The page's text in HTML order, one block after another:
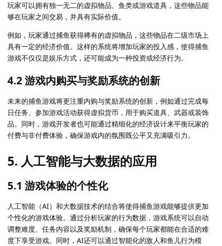
玩家可以拥有独一无二的虚拟物品、鱼类或游戏道具，这些物品能
够在玩家之间交易，并具有实际价值。
例如，玩家通过捕鱼获得稀有的虚拟物品，这些物品在二级市场上
具有一定的经济价值。这样的系统将增加玩家的投入感，使得捕鱼
游戏不仅仅是娱乐方式，还可能成为一种投资或经济行为。
4.2 游戏内购买与奖励系统的创新
未来的捕鱼游戏将更注重内购与奖励系统的创新，例如通过完成每
日任务、参加游戏活动获得虚拟货币，用于购买道具、武器或装饰
品。同时，游戏开发者也可能通过精细化的经济设计来平衡玩家的
付费与非付费体验，确保游戏内的氛围既公平又充满吸引力。
5. 人工智能与大数据的应用
5.1 游戏体验的个性化
人工智能（AI）和大数据技术的结合将使得捕鱼游戏能够提供更加
个性化的游戏体验。通过分析玩家的行为数据，游戏系统可以自动
调整难度、任务内容以及奖励机制，确保每个玩家都能在合适的难
度下享受游戏。同时，AI还可以通过智能化的敌人和鱼儿行为模